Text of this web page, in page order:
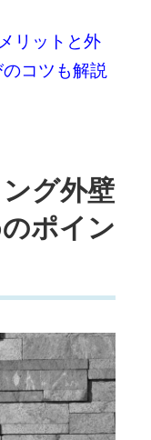
リットと外
コツも解説
グ外壁
ポイン